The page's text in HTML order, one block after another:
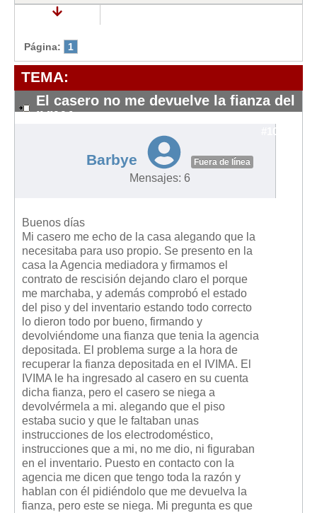
Para contratos de Renta Antigua
Modelos de Contratos
Requerimientos y comunicaciones
Formularios sobre Propiedad Horizontal
Modelos de Acta de Junta de Propietarios
Requerimientos y comunicaciones
Legislación sobre la Comunidad de Propietarios
Legislación sobre Adquisición de Vivienda en Propiedad
Legislación de interés práctico
Diccionario
Usuario
Entrar / Salir
Mis boletines
Página: 1
TEMA:
El casero no me devuelve la fianza del
IVIMA
#10823
Barbye Fuera de línea
Mensajes: 6
Buenos días
Mi casero me echo de la casa alegando que la
necesitaba para uso propio. Se presento en la
casa la Agencia mediadora y firmamos el
contrato de rescisión dejando claro el porque
me marchaba, y además comprobó el estado
del piso y del inventario estando todo correcto
lo dieron todo por bueno, firmando y
devolviéndome una fianza que tenia la agencia
depositada. El problema surge a la hora de
recuperar la fianza depositada en el IVIMA. El
IVIMA le ha ingresado al casero en su cuenta
dicha fianza, pero el casero se niega a
devolvérmela a mi. alegando que el piso
estaba sucio y que le faltaban unas
instrucciones de los electrodoméstico,
instrucciones que a mi, no me dio, ni figuraban
en el inventario. Puesto en contacto con la
agencia me dicen que tengo toda la razón y
hablan con él pidiéndolo que me devuelva la
fianza, pero este se niega. Mi pregunta es que